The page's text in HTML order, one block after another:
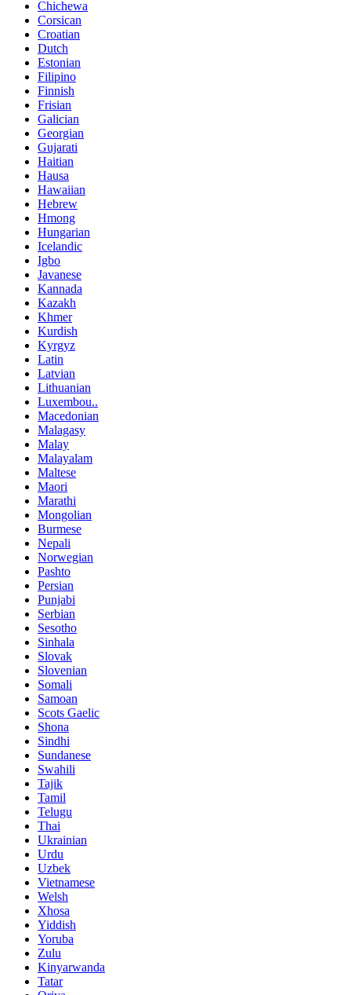
Chichewa
Corsican
Croatian
Dutch
Estonian
Filipino
Finnish
Frisian
Galician
Georgian
Gujarati
Haitian
Hausa
Hawaiian
Hebrew
Hmong
Hungarian
Icelandic
Igbo
Javanese
Kannada
Kazakh
Khmer
Kurdish
Kyrgyz
Latin
Latvian
Lithuanian
Luxembou..
Macedonian
Malagasy
Malay
Malayalam
Maltese
Maori
Marathi
Mongolian
Burmese
Nepali
Norwegian
Pashto
Persian
Punjabi
Serbian
Sesotho
Sinhala
Slovak
Slovenian
Somali
Samoan
Scots Gaelic
Shona
Sindhi
Sundanese
Swahili
Tajik
Tamil
Telugu
Thai
Ukrainian
Urdu
Uzbek
Vietnamese
Welsh
Xhosa
Yiddish
Yoruba
Zulu
Kinyarwanda
Tatar